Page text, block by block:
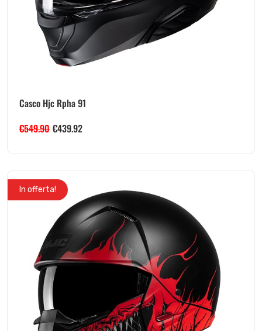
Casco Hjc Rpha 91
€549.90 €439.92
In offerta!